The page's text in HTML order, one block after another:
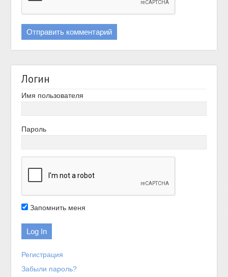
Логин
Имя пользователя
Пароль
Запомнить меня
Регистрация
Забыли пароль?